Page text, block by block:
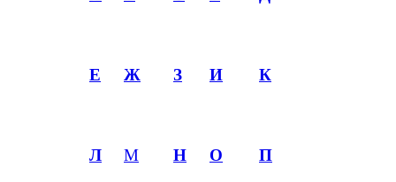
Е Ж З И К
Л М Н О П